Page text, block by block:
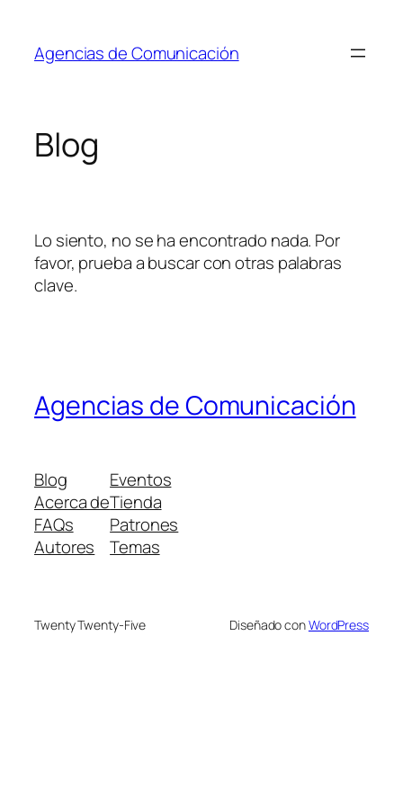
contenido
Agencias de Comunicación
Blog
Lo siento, no se ha encontrado nada. Por
favor, prueba a buscar con otras palabras
clave.
Agencias de Comunicación
Blog
Acerca de
FAQs
Autores
Eventos
Tienda
Patrones
Temas
Twenty Twenty-Five Diseñado conWordPress